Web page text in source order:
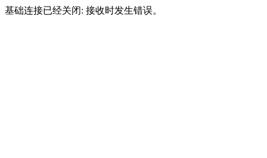
基础连接已经关闭: 接收时发生错误。